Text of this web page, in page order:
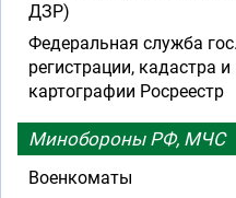
ДЗР)
Федеральная служба гос.
регистрации, кадастра и
картографии Росреестр
Минобороны РФ, МЧС
Военкоматы